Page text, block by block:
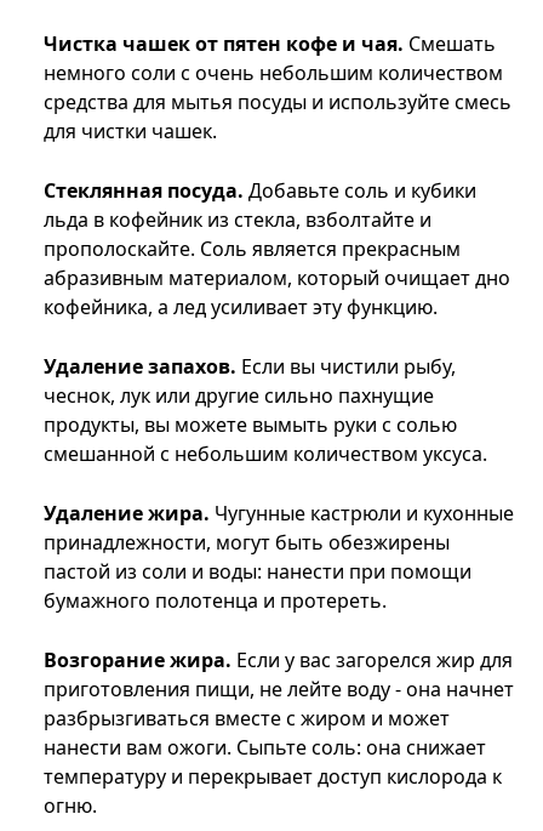
Чистка чашек от пятен кофе и чая. Смешать
немного соли с очень небольшим количеством
средства для мытья посуды и используйте смесь
для чистки чашек.
Стеклянная посуда. Добавьте соль и кубики
льда в кофейник из стекла, взболтайте и
прополоскайте. Соль является прекрасным
абразивным материалом, который очищает дно
кофейника, а лед усиливает эту функцию.
Удаление запахов. Если вы чистили рыбу,
чеснок, лук или другие сильно пахнущие
продукты, вы можете вымыть руки с солью
смешанной с небольшим количеством уксуса.
Удаление жира. Чугунные кастрюли и кухонные
принадлежности, могут быть обезжирены
пастой из соли и воды: нанести при помощи
бумажного полотенца и протереть.
Возгорание жира. Если у вас загорелся жир для
приготовления пищи, не лейте воду - она начнет
разбрызгиваться вместе с жиром и может
нанести вам ожоги. Сыпьте соль: она снижает
температуру и перекрывает доступ кислорода к
огню.